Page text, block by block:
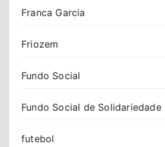
Franca Garcia
Friozem
Fundo Social
Fundo Social de Solidariedade
futebol